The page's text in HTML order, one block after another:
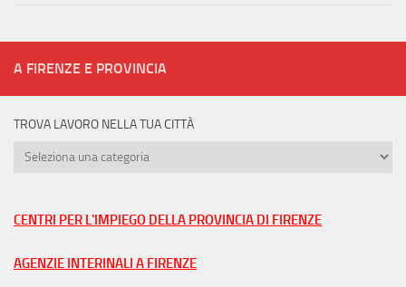
A FIRENZE E PROVINCIA
TROVA LAVORO NELLA TUA CITTÀ
Trova
tua
CENTRI PER L'IMPIEGO DELLA PROVINCIA DI FIRENZE
AGENZIE INTERINALI A FIRENZE